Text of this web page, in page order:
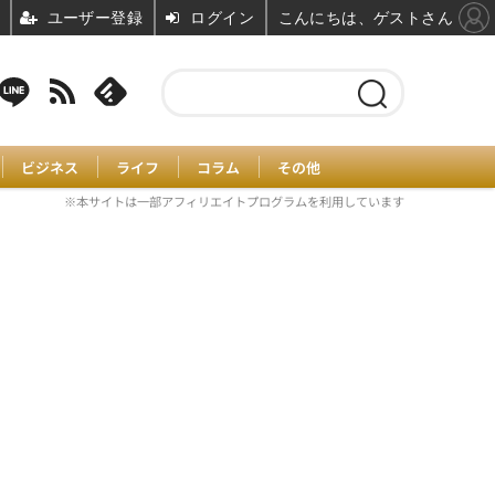
ビジネス ライフ コラム その他
※本サイトは一部アフィリエイトプログラムを利用しています
ユーザー登録 ログイン こんにちは、ゲストさん